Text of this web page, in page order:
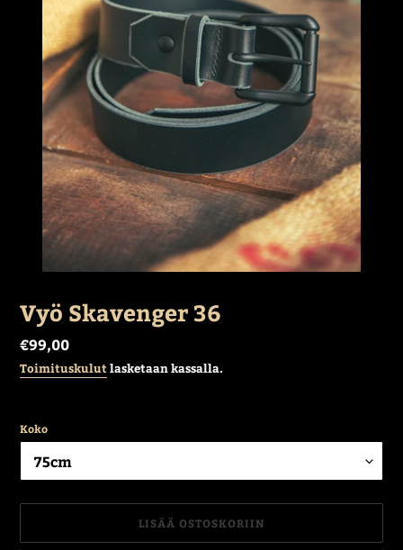
Vyö Skavenger 36
Normaalihinta
€99,00
Toimituskulutlasketaan kassalla.
Koko
LISÄÄ OSTOSKORIIN